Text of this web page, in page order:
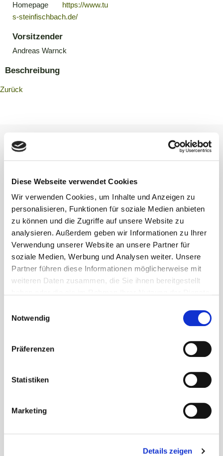
Diese Webseite verwendet Cookies
Wir verwenden Cookies, um Inhalte und Anzeigen zu
personalisieren, Funktionen für soziale Medien anbieten
zu können und die Zugriffe auf unsere Website zu
analysieren. Außerdem geben wir Informationen zu Ihrer
Verwendung unserer Website an unsere Partner für
soziale Medien, Werbung und Analysen weiter. Unsere
Partner führen diese Informationen möglicherweise mit
weiteren Daten zusammen, die Sie ihnen bereitgestellt
Notwendig
Präferenzen
Statistiken
Marketing
Details zeigen
Homepage
https://www.tu
s-steinfischbach.de/
Vorsitzender
Andreas Warnck
Beschreibung
Zurück
Gemeinde Waldems
Rathaus (Gemeindeverwaltung)
Schulgasse 2
65529 Waldems-Esch
06126 592-0
bgm@gemeinde-waldems.de
A
m